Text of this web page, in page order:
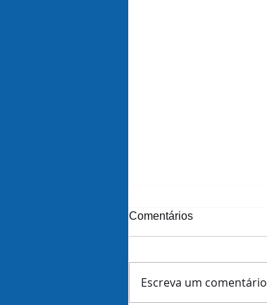
Comentários
Escreva um comentário